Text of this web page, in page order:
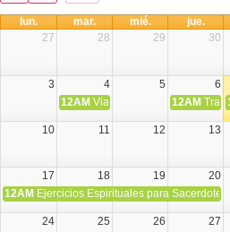
lun. mar. mié. jue.
27
28 29 30
3 4 5 6
12AM Viaje Diocesano a Japón.
12AM
10 11 12 13
17 18 19 20
12AM Ejercicios Espirituales para Sacerdotes.
24 25 26 27